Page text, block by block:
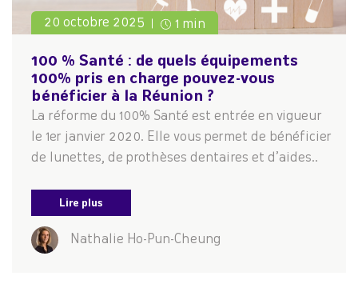
20 octobre 2025 1 min
100 % Santé : de quels équipements
100% pris en charge pouvez-vous
bénéficier à la Réunion ?
La réforme du 100% Santé est entrée en vigueur
le 1er janvier 2020. Elle vous permet de bénéficier
de lunettes, de prothèses dentaires et d’aides..
Lire plus
Nathalie Ho-Pun-Cheung